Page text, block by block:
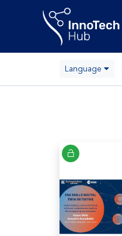
Language